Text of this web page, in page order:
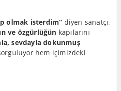
olmak isterdim” diyen sanatçı,
ve özgürlüğün kapılarını
sevdayla dokunmuş
hem içimizdeki